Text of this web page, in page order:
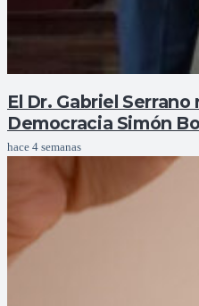
El Dr. Gabriel
Democracia Simón
hace 4 semanas